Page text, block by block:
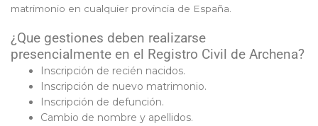
matrimonio en cualquier provincia de España.
¿Que gestiones deben realizarse
presencialmente en el Registro Civil de Archena?
Inscripción de recién nacidos.
Inscripción de nuevo matrimonio.
Inscripción de defunción.
Cambio de nombre y apellidos.